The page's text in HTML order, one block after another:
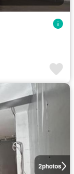
2photos